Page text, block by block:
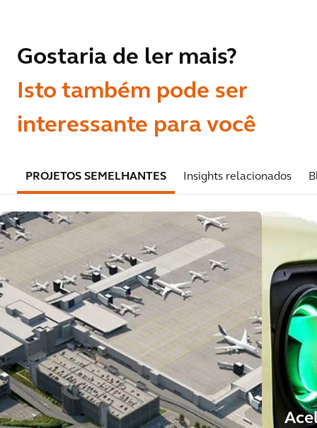
Gostaria de ler mais?
Isto também pode ser
interessante para você
PROJETOS SEMELHANTES Insights relacionados